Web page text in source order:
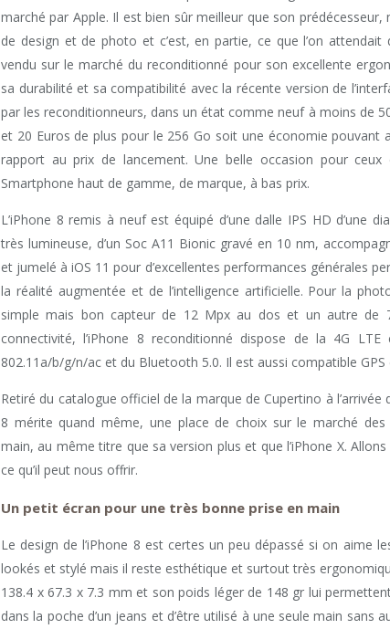
marché par Apple. Il est bien sûr meilleur que son
de design et de photo et c’est, en partie, ce que l’on attendait
vendu sur le marché du reconditionné pour son excellente
sa durabilité et sa compatibilité avec la récente version de
par les reconditionneurs, dans un état comme neuf à moins de
et 20 Euros de plus pour le 256 Go soit une économie pouvant
rapport au prix de lancement. Une belle occasion pour ceux
Smartphone haut de gamme, de marque, à bas prix.
L’iPhone 8 remis à neuf est équipé d’une dalle IPS HD d’une
très lumineuse, d’un Soc A11 Bionic gravé en 10 nm,
et jumelé à iOS 11 pour d’excellentes performances générales
la réalité augmentée et de l’intelligence artificielle. Pour la
simple mais bon capteur de 12 Mpx au dos et un autre de
connectivité, l’iPhone 8 reconditionné dispose de la 4G
802.11a/b/g/n/ac et du Bluetooth 5.0. Il est aussi compatible GPS
Retiré du catalogue officiel de la marque de Cupertino à l’arrivée
8 mérite quand même, une place de choix sur le marché des
main, au même titre que sa version plus et que l’iPhone X.
ce qu’il peut nous offrir.
Un petit écran pour une très bonne prise en main
Le design de l’iPhone 8 est certes un peu dépassé si on aime
lookés et stylé mais il reste esthétique et surtout très
138.4 x 67.3 x 7.3 mm et son poids léger de 148 gr lui
dans la poche d’un jeans et d’être utilisé à une seule main sans